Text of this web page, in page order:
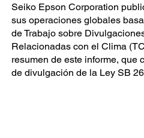
Seiko Epson Corporation
sus operaciones globales
de Trabajo sobre
Relacionadas con el Clima
resumen de este informe, que
de divulgación de la Ley SB